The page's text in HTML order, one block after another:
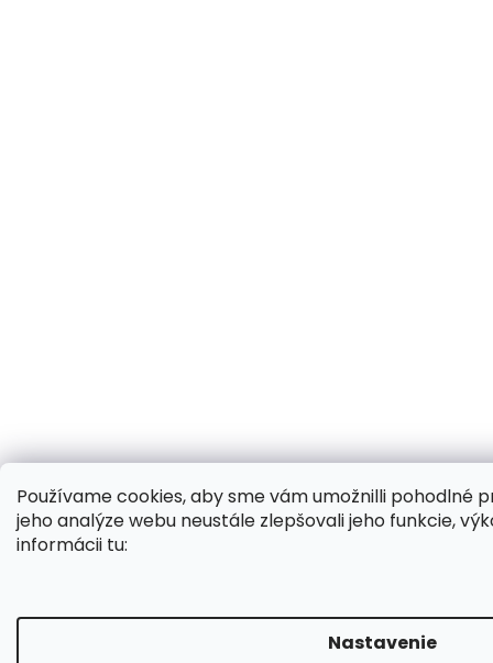
Používame cookies, aby sme vám umožnilli pohodlné
jeho analýze webu neustále zlepšovali jeho funkcie,
informácii tu:
Nastavenie